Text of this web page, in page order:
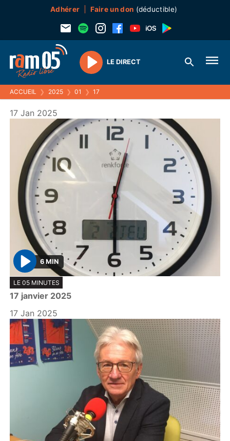
Adhérer Faire un don (déductible)
Play
LE DIRECT
ACCUEIL ❯ 2025 ❯ 01 ❯ 17
17 Jan 2025
P
l
a
y
6 MIN
LE 05 MINUTES
17 janvier 2025
17 Jan 2025